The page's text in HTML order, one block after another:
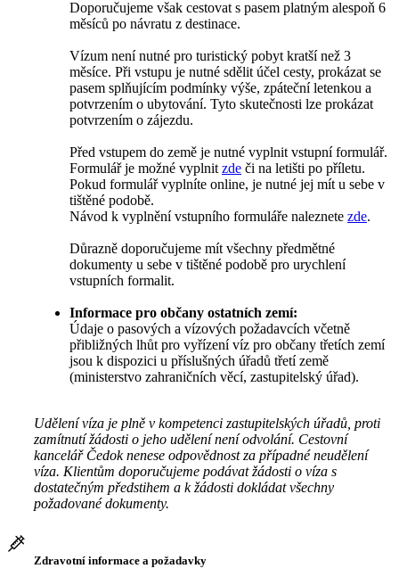
Doporučujeme však cestovat s pasem platným alespoň 6
měsíců po návratu z destinace.
Vízum není nutné pro turistický pobyt kratší než 3
měsíce. Při vstupu je nutné sdělit účel cesty, prokázat se
pasem splňujícím podmínky výše, zpáteční letenkou a
potvrzením o ubytování. Tyto skutečnosti lze prokázat
potvrzením o zájezdu.
Před vstupem do země je nutné vyplnit vstupní formulář.
Formulář je možné vyplnit zde či na letišti po příletu.
Pokud formulář vyplníte online, je nutné jej mít u sebe v
tištěné podobě.
Návod k vyplnění vstupního formuláře naleznete zde.
Důrazně doporučujeme mít všechny předmětné
dokumenty u sebe v tištěné podobě pro urychlení
vstupních formalit.
Informace pro občany ostatních zemí:
Údaje o pasových a vízových požadavcích včetně
přibližných lhůt pro vyřízení víz pro občany třetích zemí
jsou k dispozici u příslušných úřadů třetí země
(ministerstvo zahraničních věcí, zastupitelský úřad).
Udělení víza je plně v kompetenci zastupitelských úřadů, proti
zamítnutí žádosti o jeho udělení není odvolání. Cestovní
kancelář Čedok nenese odpovědnost za případné neudělení
víza. Klientům doporučujeme podávat žádosti o víza s
dostatečným předstihem a k žádosti dokládat všechny
požadované dokumenty.
Zdravotní informace a požadavky